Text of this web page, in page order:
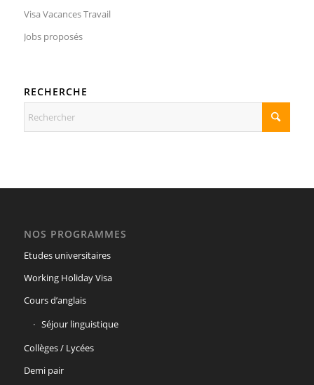
Visa Vacances Travail
Jobs proposés
RECHERCHE
NOS PROGRAMMES
Etudes universitaires
Working Holiday Visa
Cours d’anglais
Séjour linguistique
Collèges / Lycées
Demi pair